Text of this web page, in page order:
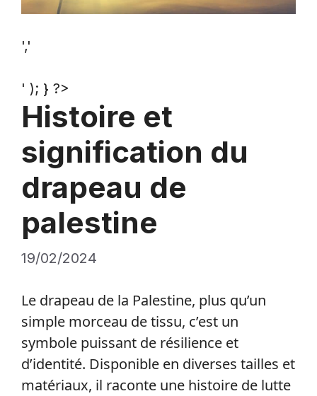
','
' ); } ?>
Histoire et
signification du
drapeau de
palestine
19/02/2024
Le drapeau de la Palestine, plus qu’un
simple morceau de tissu, c’est un
symbole puissant de résilience et
d’identité. Disponible en diverses tailles et
matériaux, il raconte une histoire de lutte